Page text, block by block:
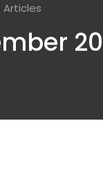
Articles